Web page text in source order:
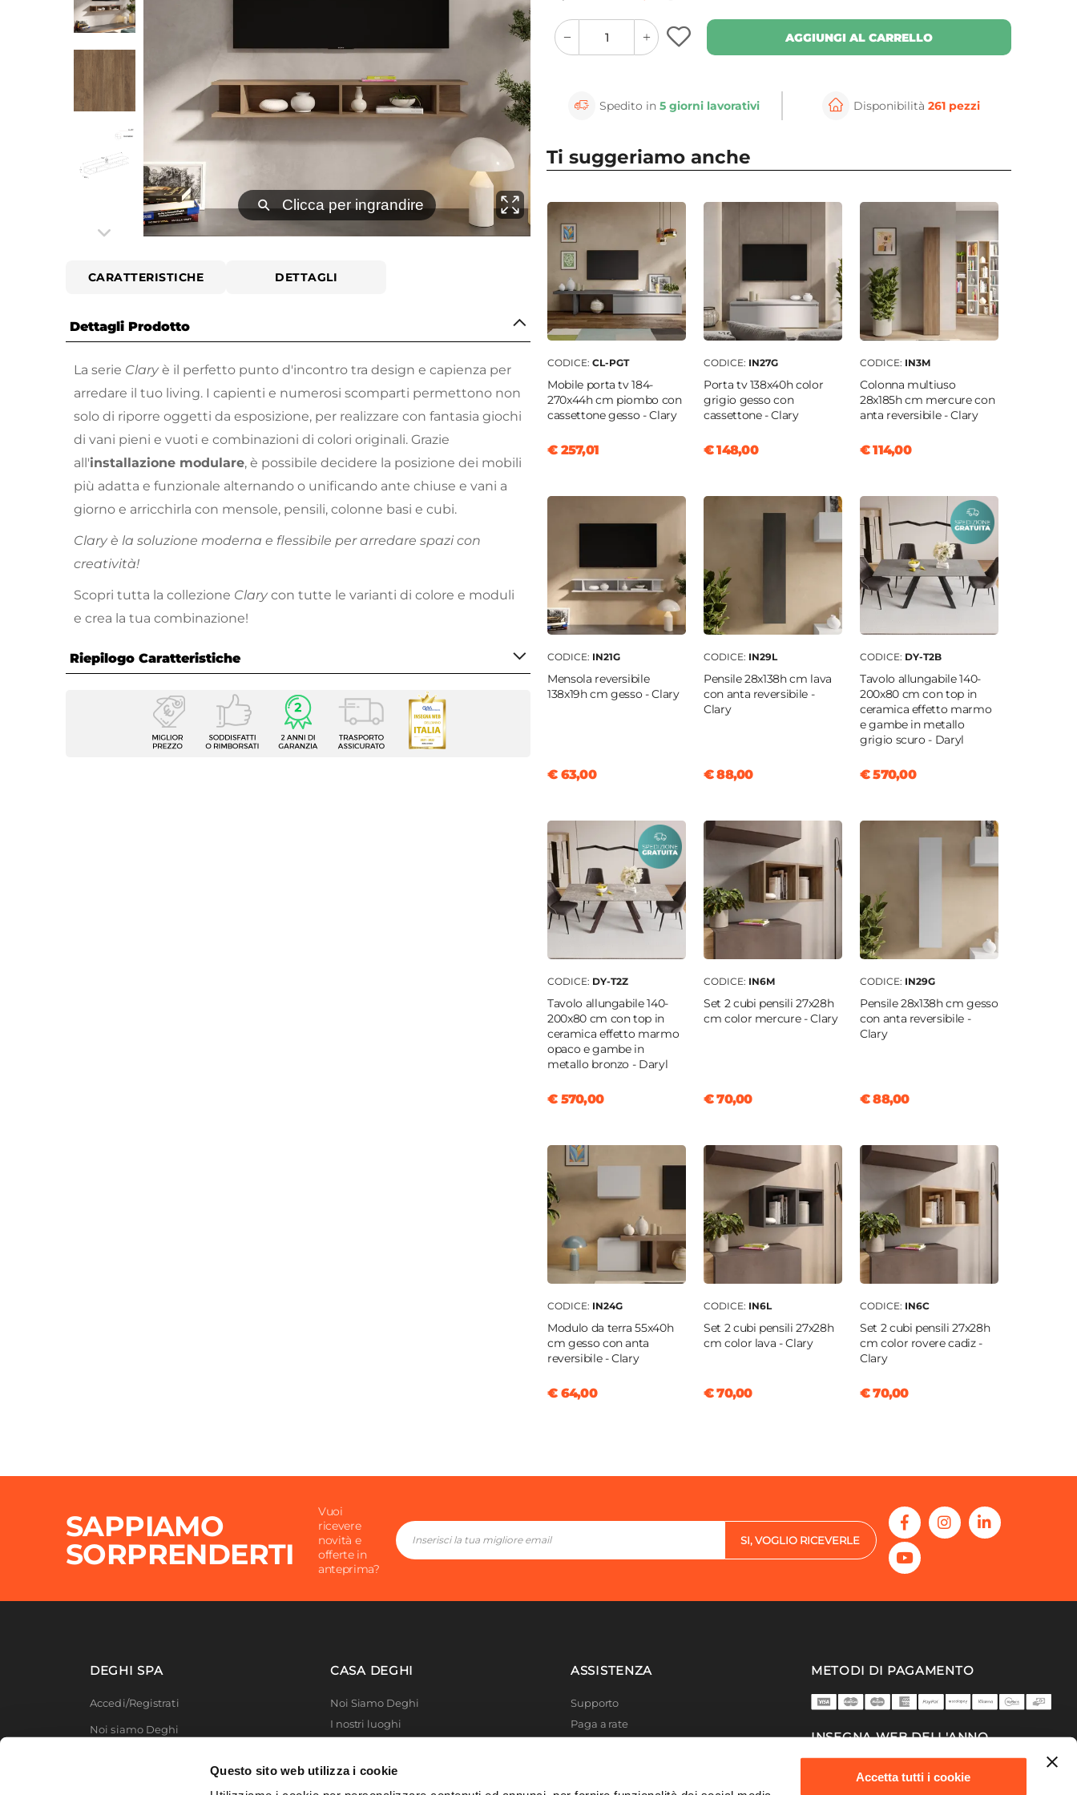
Questo sito web utilizza i cookie
Accetta tutti i cookie
⚲ Clicca per ingrandire ⚲ Clicca per ingrandire
CARATTERISTICHE DETTAGLI
Dettagli Prodotto
La serie Clary è il perfetto punto d'incontro tra design e capienza per
arredare il tuo living. I capienti e numerosi scomparti permettono non
solo di riporre oggetti da esposizione, per realizzare con fantasia giochi
di vani pieni e vuoti e combinazioni di colori originali. Grazie
all'installazione modulare, è possibile decidere la posizione dei mobili
più adatta e funzionale alternando o unificando ante chiuse e vani a
giorno e arricchirla con mensole, pensili, colonne basi e cubi.
Clary è la soluzione moderna e flessibile per arredare spazi con
creatività!
Scopri tutta la collezione Clary con tutte le varianti di colore e moduli
e crea la tua combinazione!
Riepilogo Caratteristiche
Caratteristiche
Pensile
Clary
quantity
button
quantity
minus
button
AGGIUNGI AL CARRELLO
Spedito in5 giorni lavorativi Disponibilità 261 pezzi
Ti suggeriamo anche
CODICE: CL-PGT
Mobile porta tv 184-
270x44h cm piombo con
cassettone gesso - Clary
€ 257,01
CODICE: IN27G
Porta tv 138x40h color
grigio gesso con
cassettone - Clary
€ 148,00
CODICE: IN3M
Colonna multiuso
28x185h cm mercure con
anta reversibile - Clary
€ 114,00
CODICE: IN21G
Mensola reversibile
138x19h cm gesso - Clary
€ 63,00
CODICE: IN29L
Pensile 28x138h cm lava
con anta reversibile -
Clary
€ 88,00
CODICE: DY-T2B
Tavolo allungabile 140-
200x80 cm con top in
ceramica effetto marmo
e gambe in metallo
grigio scuro - Daryl
€ 570,00
CODICE: DY-T2Z
Tavolo allungabile 140-
200x80 cm con top in
ceramica effetto marmo
opaco e gambe in
metallo bronzo - Daryl
€ 570,00
CODICE: IN6M
Set 2 cubi pensili 27x28h
cm color mercure - Clary
€ 70,00
CODICE: IN29G
Pensile 28x138h cm gesso
con anta reversibile -
Clary
€ 88,00
CODICE: IN24G
Modulo da terra 55x40h
cm gesso con anta
reversibile - Clary
€ 64,00
CODICE: IN6L
Set 2 cubi pensili 27x28h
cm color lava - Clary
€ 70,00
CODICE: IN6C
Set 2 cubi pensili 27x28h
cm color rovere cadiz -
Clary
€ 70,00
SAPPIAMO
SORPRENDERTI
Vuoi
ricevere
novità e
offerte in
anteprima?
SI, VOGLIO RICEVERLE
DEGHI SPA
Accedi/Registrati
Noi siamo Deghi
CASA DEGHI
Noi Siamo Deghi
I nostri luoghi
MFT - La produzione
ASSISTENZA
Supporto
Paga a rate
METODI DI PAGAMENTO
INSEGNA WEB DELL'ANNO